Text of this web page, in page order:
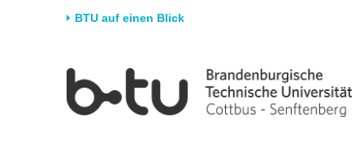
BTU auf einen Blick
Universität Forschung